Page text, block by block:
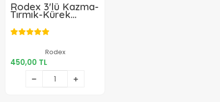
Rodex 3'lü Kazma-
Tırmık-Kürek
Bahçe Bakım Seti
Rodex
450,00 TL
450,00 TL
Sepete Ekle